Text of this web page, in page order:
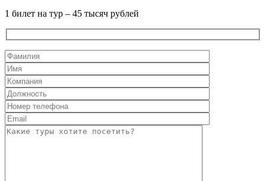
1 билет на тур – 45 тысяч рублей